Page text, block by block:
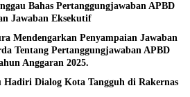
Bahas Pertanggungjawaban APBD
Jawaban Eksekutif
Mendengarkan Penyampaian Jawaban
Tentang Pertanggungjawaban APBD
Anggaran 2025.
Dialog Kota Tangguh di Rakernas